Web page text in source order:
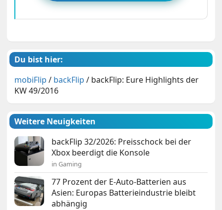
Du bist hier:
mobiFlip / backFlip / backFlip: Eure Highlights der
KW 49/2016
Weitere Neuigkeiten
backFlip 32/2026: Preisschock bei der
Xbox beerdigt die Konsole
in Gaming
77 Prozent der E-Auto-Batterien aus
Asien: Europas Batterieindustrie bleibt
abhängig